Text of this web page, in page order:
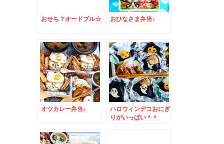
おせち？オードブル☆ おひなさま弁当♪
オツカレー弁当♪
ハロウィンデコおにぎ
りがいっぱい＾＾